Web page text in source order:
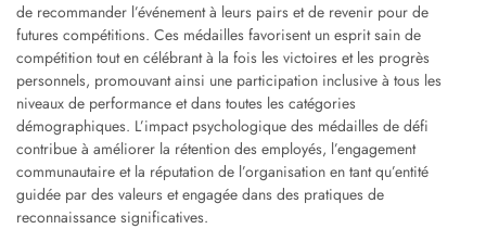
de recommander l’événement à leurs pairs et de revenir pour de
futures compétitions. Ces médailles favorisent un esprit sain de
compétition tout en célébrant à la fois les victoires et les progrès
personnels, promouvant ainsi une participation inclusive à tous les
niveaux de performance et dans toutes les catégories
démographiques. L’impact psychologique des médailles de défi
contribue à améliorer la rétention des employés, l’engagement
communautaire et la réputation de l’organisation en tant qu’entité
guidée par des valeurs et engagée dans des pratiques de
reconnaissance significatives.